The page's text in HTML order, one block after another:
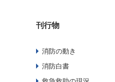
刊行物
消防の動き
消防白書